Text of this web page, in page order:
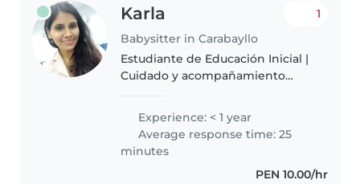
Karla
Babysitter in Carabayllo
1
Estudiante de Educación Inicial |
Cuidado y acompañamiento
educativas Soy estudiante de
Educación Inicial y me gusta
mucho compartir y acompañar a
los..
Experience: < 1 year
Average response time: 25
minutes
PEN 10.00/hr